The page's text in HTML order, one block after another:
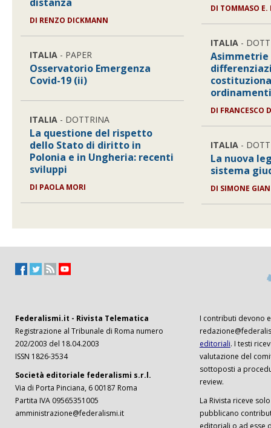
DI RENZO DICKMANN
ITALIA - PAPER
Osservatorio Emergenza
Covid-19 (ii)
ITALIA - DOTTRINA
La questione del rispetto
dello Stato di diritto in
Polonia e in Ungheria: recenti
sviluppi
DI PAOLA MORI
DI TOMMASO E.
ITALIA -
Asimmetrie
DI FRANCESCO
ITALIA -
La nuova
sistema
DI SIMONE
Federalismi.it - Rivista Telematica
Registrazione al Tribunale di Roma numero
202/2003 del 18.04.2003
ISSN 1826-3534
Società editoriale federalismi s.r.l.
Via di Porta Pinciana, 6 00187 Roma
Partita IVA 09565351005
amministrazione@federalismi.it
I contributi devono
editoriali. I testi
valutazione del
sottoposti a
review.
La Rivista riceve
pubblicano